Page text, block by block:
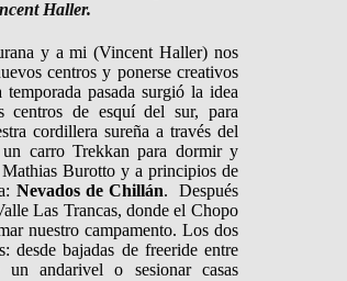
Haller.
y a mi (Vincent Haller) nos
centros y ponerse creativos
pasada surgió la idea
de esquí del sur, para
cordillera sureña a través del
carro Trekkan para dormir y
Burotto y a principios de
Nevados de Chillán.
Después
Las Trancas, donde el Chopo
nuestro campamento. Los dos
desde bajadas de freeride entre
andarivel o sesionar casas